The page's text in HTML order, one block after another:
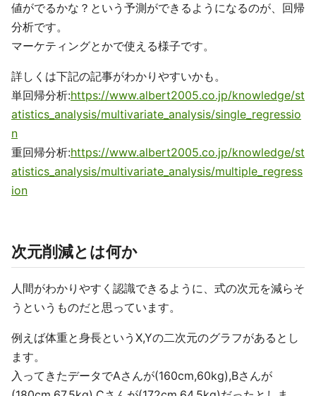
値がでるかな？という予測ができるようになるのが、回帰
分析です。
マーケティングとかで使える様子です。
詳しくは下記の記事がわかりやすいかも。
単回帰分析:https://www.albert2005.co.jp/knowledge/st
atistics_analysis/multivariate_analysis/single_regressio
n
重回帰分析:https://www.albert2005.co.jp/knowledge/st
atistics_analysis/multivariate_analysis/multiple_regress
ion
次元削減とは何か
人間がわかりやすく認識できるように、式の次元を減らそ
うというものだと思っています。
例えば体重と身長というX,Yの二次元のグラフがあるとし
ます。
入ってきたデータでAさんが(160cm,60kg),Bさんが